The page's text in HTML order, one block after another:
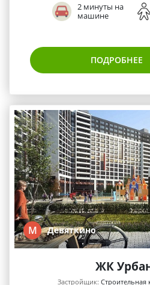
2 минуты на
машине
ПОДРОБНЕЕ
М Девяткино
ЖК
Застройщик: